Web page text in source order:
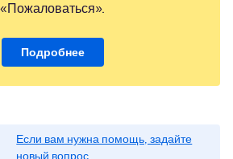
«Пожаловаться».
Подробнее
Если вам нужна помощь, задайте